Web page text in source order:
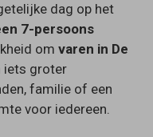
dag op het
7-persoons
om varen in De
iets groter
familie of een
voor iedereen.